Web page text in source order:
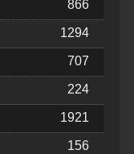
866
1294
707
224
1921
156